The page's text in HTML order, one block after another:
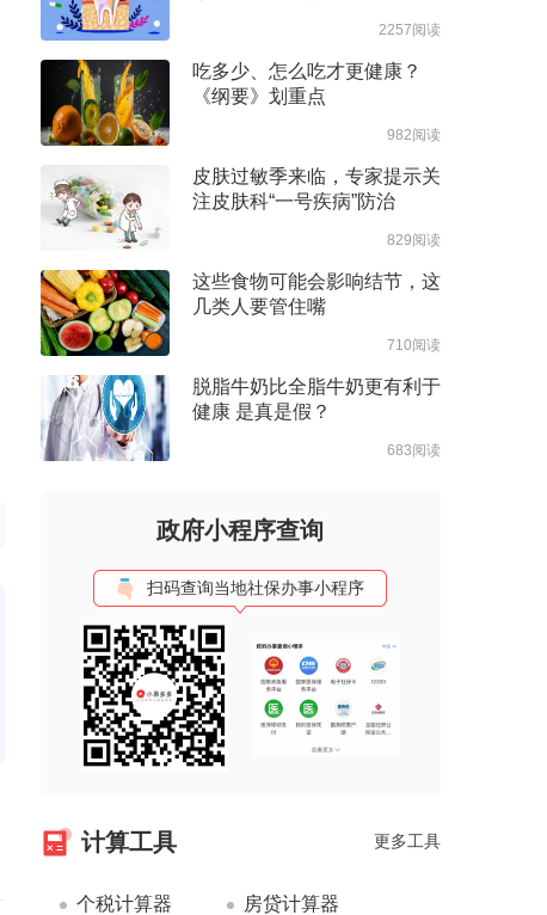
2257阅读
吃多少、怎么吃才更健康？
《纲要》划重点
982阅读
皮肤过敏季来临，专家提示关
注皮肤科“一号疾病”防治
829阅读
这些食物可能会影响结节，这
几类人要管住嘴
710阅读
脱脂牛奶比全脂牛奶更有利于
健康 是真是假？
683阅读
政府小程序查询
扫码查询当地社保办事小程序
计算工具 更多工具
个税计算器 房贷计算器